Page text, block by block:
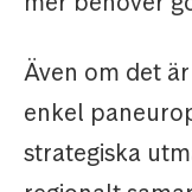
Även om det
enkel
strategiska